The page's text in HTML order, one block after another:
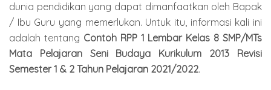
dunia pendidikan yang dapat dimanfaatkan oleh Bapak
/ Ibu Guru yang memerlukan. Untuk itu, informasi kali ini
adalah tentang Contoh RPP 1 Lembar Kelas 8 SMP/MTs
Mata Pelajaran Seni Budaya Kurikulum 2013 Revisi
Semester 1 & 2 Tahun Pelajaran 2021/2022.